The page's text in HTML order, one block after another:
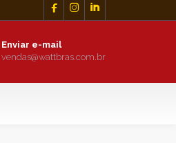
  
Enviar e-mail
vendas@wattbras.com.br